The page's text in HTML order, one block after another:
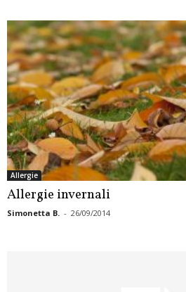
Allergie
Allergie invernali
Simonetta B. - 26/09/2014